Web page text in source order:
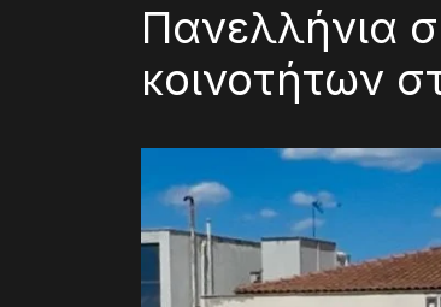
Πανελλήνια
κοινοτήτων